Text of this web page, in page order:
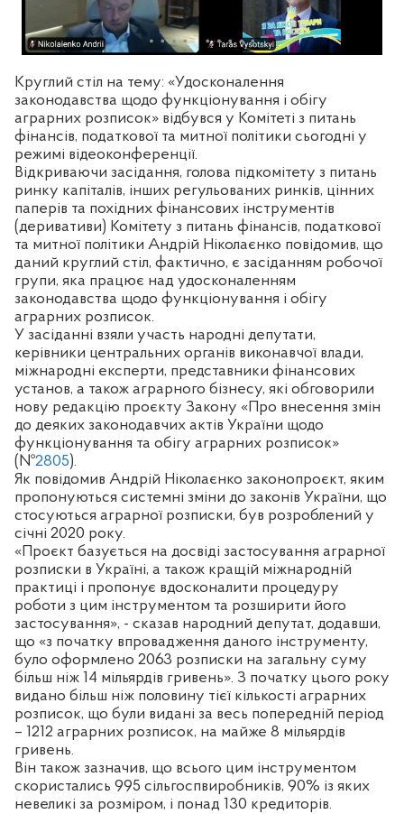
Круглий стіл на тему: «Удосконалення
законодавства щодо функціонування і обігу
аграрних розписок» відбувся у Комітеті з питань
фінансів, податкової та митної політики сьогодні у
режимі відеоконференції.
Відкриваючи засідання, голова підкомітету з питань
ринку капіталів, інших регульованих ринків, цінних
паперів та похідних фінансових інструментів
(деривативи) Комітету з питань фінансів, податкової
та митної політики Андрій Ніколаєнко повідомив, що
даний круглий стіл, фактично, є засіданням робочої
групи, яка працює над удосконаленням
законодавства щодо функціонування і обігу
аграрних розписок.
У засіданні взяли участь народні депутати,
керівники центральних органів виконавчої влади,
міжнародні експерти, представники фінансових
установ, а також аграрного бізнесу, які обговорили
нову редакцію проєкту Закону «Про внесення змін
до деяких законодавчих актів України щодо
функціонування та обігу аграрних розписок»
(№2805).
Як повідомив Андрій Ніколаєнко законопроєкт, яким
пропонуються системні зміни до законів України, що
стосуються аграрної розписки, був розроблений у
січні 2020 року.
«Проєкт базується на досвіді застосування аграрної
розписки в Україні, а також кращій міжнародній
практиці і пропонує вдосконалити процедуру
роботи з цим інструментом та розширити його
застосування», - сказав народний депутат, додавши,
що «з початку впровадження даного інструменту,
було оформлено 2063 розписки на загальну суму
більш ніж 14 мільярдів гривень». З початку цього року
видано більш ніж половину тієї кількості аграрних
розписок, що були видані за весь попередній період
– 1212 аграрних розписок, на майже 8 мільярдів
гривень.
Він також зазначив, що всього цим інструментом
скористались 995 сільгоспвиробників, 90% із яких
невеликі за розміром, і понад 130 кредиторів.